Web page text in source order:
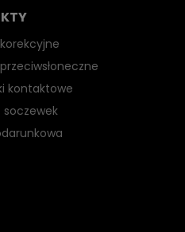
kontaktowe
soczewek